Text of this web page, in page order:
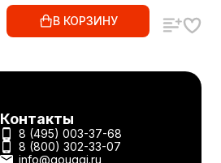
В КОРЗИНУ
Контакты
8 (495) 003-37-68
8 (800) 302-33-07
info@gouggi.ru